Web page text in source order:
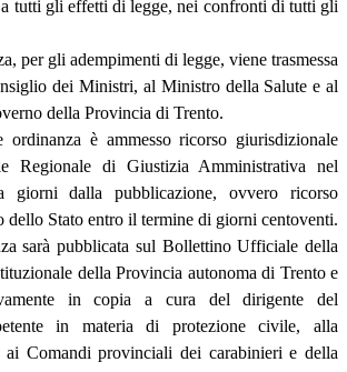
tutti gli effetti di legge, nei confronti di tutti gli
per gli adempimenti di legge, viene trasmessa
dei Ministri, al Ministro della Salute e al
della Provincia di Trento.
ordinanza è ammesso ricorso giurisdizionale
Regionale di Giustizia Amministrativa nel
giorni dalla pubblicazione, ovvero ricorso
dello Stato entro il termine di giorni centoventi.
sarà pubblicata sul Bollettino Ufficiale della
della Provincia autonoma di Trento e
in copia a cura del dirigente del
in materia di protezione civile, alla
ai Comandi provinciali dei carabinieri e della